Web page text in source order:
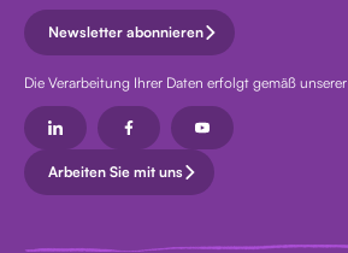
Newsletter abonnieren
Die Verarbeitung Ihrer Daten erfolgt gemäß unserer
Arbeiten Sie mit uns